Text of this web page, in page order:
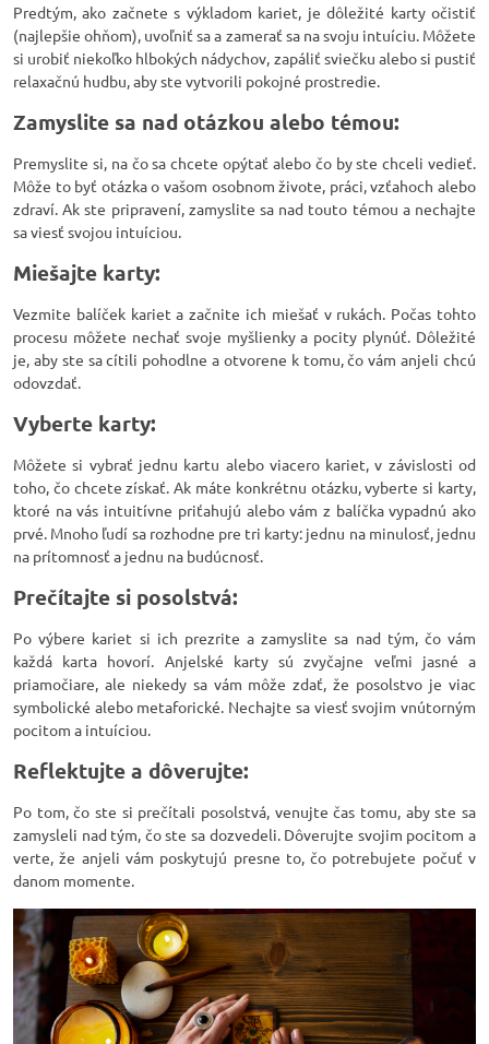
Predtým, ako začnete s výkladom kariet, je dôležité karty očistiť
(najlepšie ohňom), uvoľniť sa a zamerať sa na svoju intuíciu. Môžete
si urobiť niekoľko hlbokých nádychov, zapáliť sviečku alebo si pustiť
relaxačnú hudbu, aby ste vytvorili pokojné prostredie.
Zamyslite sa nad otázkou alebo témou:
Premyslite si, na čo sa chcete opýtať alebo čo by ste chceli vedieť.
Môže to byť otázka o vašom osobnom živote, práci, vzťahoch alebo
zdraví. Ak ste pripravení, zamyslite sa nad touto témou a nechajte
sa viesť svojou intuíciou.
Miešajte karty:
Vezmite balíček kariet a začnite ich miešať v rukách. Počas tohto
procesu môžete nechať svoje myšlienky a pocity plynúť. Dôležité
je, aby ste sa cítili pohodlne a otvorene k tomu, čo vám anjeli chcú
odovzdať.
Vyberte karty:
Môžete si vybrať jednu kartu alebo viacero kariet, v závislosti od
toho, čo chcete získať. Ak máte konkrétnu otázku, vyberte si karty,
ktoré na vás intuitívne priťahujú alebo vám z balíčka vypadnú ako
prvé. Mnoho ľudí sa rozhodne pre tri karty: jednu na minulosť, jednu
na prítomnosť a jednu na budúcnosť.
Prečítajte si posolstvá:
Po výbere kariet si ich prezrite a zamyslite sa nad tým, čo vám
každá karta hovorí. Anjelské karty sú zvyčajne veľmi jasné a
priamočiare, ale niekedy sa vám môže zdať, že posolstvo je viac
symbolické alebo metaforické. Nechajte sa viesť svojim vnútorným
pocitom a intuíciou.
Reflektujte a dôverujte:
Po tom, čo ste si prečítali posolstvá, venujte čas tomu, aby ste sa
zamysleli nad tým, čo ste sa dozvedeli. Dôverujte svojim pocitom a
verte, že anjeli vám poskytujú presne to, čo potrebujete počuť v
danom momente.